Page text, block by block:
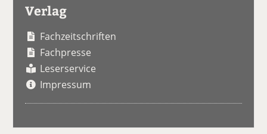
Verlag
Fachzeitschriften
Fachpresse
Leserservice
Impressum